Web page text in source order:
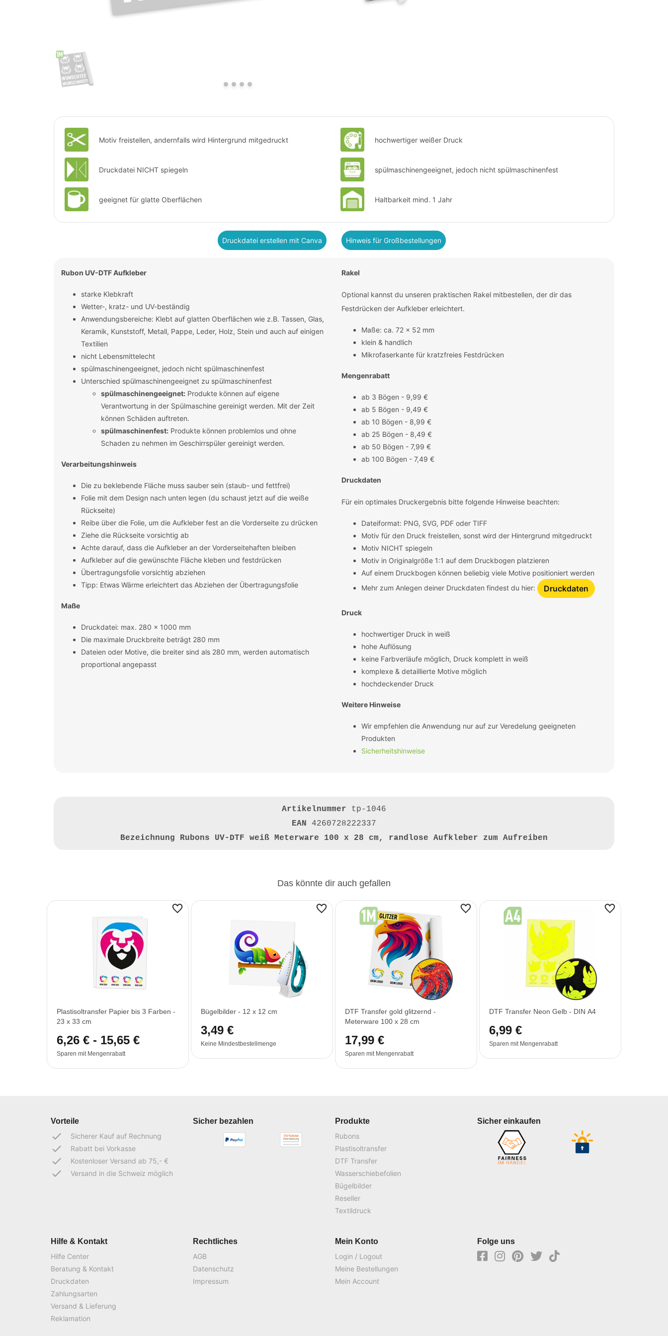
Motiv freistellen, andernfalls wird Hintergrund mitgedruckt
Druckdatei NICHT spiegeln
geeignet für glatte Oberflächen
hochwertiger weißer Druck
spülmaschinengeeignet, jedoch nicht spülmaschinenfest
Haltbarkeit mind. 1 Jahr
Druckdatei erstellen mit Canva Hinweis für Großbestellungen
Rubon UV-DTF Aufkleber
starke Klebkraft
Wetter-, kratz- und UV-beständig
Anwendungsbereiche: Klebt auf glatten Oberflächen wie z.B. Tassen, Glas,
Keramik, Kunststoff, Metall, Pappe, Leder, Holz, Stein und auch auf einigen
Textilien
nicht Lebensmittelecht
spülmaschinengeeignet, jedoch nicht spülmaschinenfest
Unterschied spülmaschinengeeignet zu spülmaschinenfest
spülmaschinengeeignet: Produkte können auf eigene
Verantwortung in der Spülmaschine gereinigt werden. Mit der Zeit
können Schäden auftreten.
spülmaschinenfest: Produkte können problemlos und ohne
Schaden zu nehmen im Geschirrspüler gereinigt werden.
Verarbeitungshinweis
Die zu beklebende Fläche muss sauber sein (staub- und fettfrei)
Folie mit dem Design nach unten legen (du schaust jetzt auf die weiße
Rückseite)
Reibe über die Folie, um die Aufkleber fest an die Vorderseite zu drücken
Ziehe die Rückseite vorsichtig ab
Achte darauf, dass die Aufkleber an der Vorderseitehaften bleiben
Aufkleber auf die gewünschte Fläche kleben und festdrücken
Übertragungsfolie vorsichtig abziehen
Tipp: Etwas Wärme erleichtert das Abziehen der Übertragungsfolie
Maße
Druckdatei: max. 280 x 1000 mm
Die maximale Druckbreite beträgt 280 mm
Dateien oder Motive, die breiter sind als 280 mm, werden automatisch
proportional angepasst
Rakel
Optional kannst du unseren praktischen Rakel mitbestellen, der dir das
Festdrücken der Aufkleber erleichtert.
Maße: ca. 72 x 52 mm
klein & handlich
Mikrofaserkante für kratzfreies Festdrücken
Mengenrabatt
ab 3 Bögen - 9,99 €
ab 5 Bögen - 9,49 €
ab 10 Bögen - 8,99 €
ab 25 Bögen - 8,49 €
ab 50 Bögen - 7,99 €
ab 100 Bögen - 7,49 €
Druckdaten
Für ein optimales Druckergebnis bitte folgende Hinweise beachten:
Dateiformat: PNG, SVG, PDF oder TIFF
Motiv für den Druck freistellen, sonst wird der Hintergrund mitgedruckt
Motiv NICHT spiegeln
Motiv in Originalgröße 1:1 auf dem Druckbogen platzieren
Auf einem Druckbogen können beliebig viele Motive positioniert werden
Mehr zum Anlegen deiner Druckdaten findest du hier:
Druckdaten
Druck
hochwertiger Druck in weiß
hohe Auflösung
keine Farbverläufe möglich, Druck komplett in weiß
komplexe & detaillierte Motive möglich
hochdeckender Druck
Weitere Hinweise
Wir empfehlen die Anwendung nur auf zur Veredelung geeigneten
Produkten
Sicherheitshinweise
Artikelnummer tp-1046
EAN 4260728222337
Bezeichnung Rubons UV-DTF weiß Meterware 100 x 28 cm, randlose Aufkleber zum Aufreiben
Das könnte dir auch gefallen
Plastisoltransfer Papier bis 3 Farben -
23 x 33 cm
6,26 € - 15,65 €
Sparen mit Mengenrabatt
Bügelbilder - 12 x 12 cm
3,49 €
Keine Mindestbestellmenge
DTF Transfer gold glitzernd -
Meterware 100 x 28 cm
17,99 €
Sparen mit Mengenrabatt
DTF Transfer Neon Gelb - DIN A4
6,99 €
Sparen mit Mengenrabatt
Vorteile
done Sicherer Kauf auf Rechnung
done Rabatt bei Vorkasse
done Kostenloser Versand ab 75,- €
done Versand in die Schweiz möglich
Sicher bezahlen
Produkte
Rubons
Plastisoltransfer
DTF Transfer
Wasserschiebefolien
Bügelbilder
Reseller
Textildruck
Sicher einkaufen
Hilfe & Kontakt
Hilfe Center
Beratung & Kontakt
Druckdaten
Zahlungsarten
Versand & Lieferung
Reklamation
Rechtliches
AGB
Datenschutz
Impressum
Mein Konto
Login / Logout
Meine Bestellungen
Mein Account
Folge uns